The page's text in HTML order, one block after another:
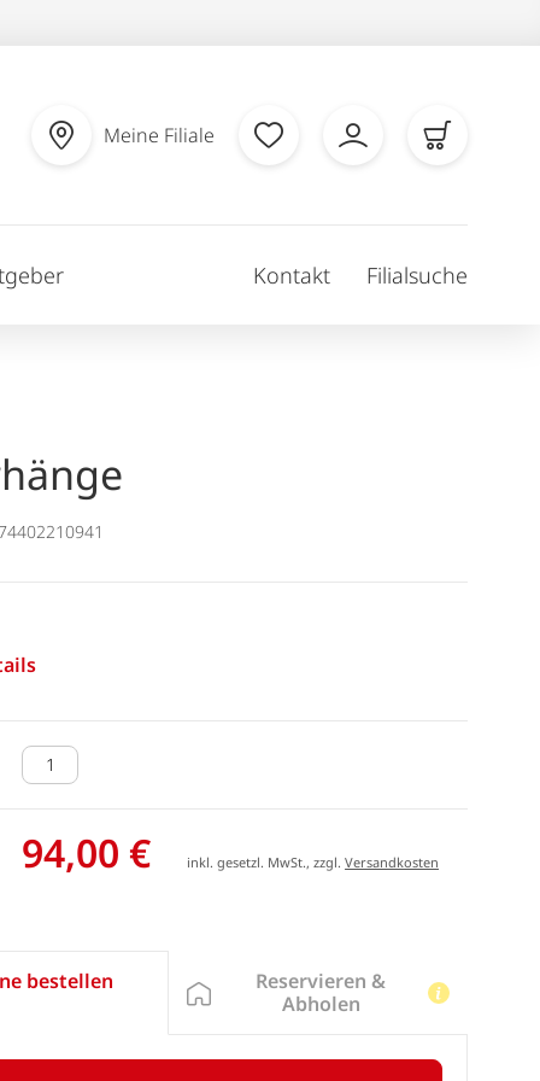
Meine Filiale
Kontakt Filialsuche
94,00 € inkl. gesetzl. MwSt., zzgl.Versandkosten
bestellen
Reservieren &
Abholen